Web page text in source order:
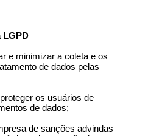
LGPD
e minimizar a coleta e os
de dados pelas
os usuários de
de dados;
de sanções advindas